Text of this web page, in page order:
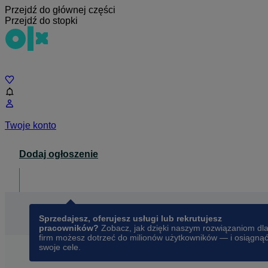
Przejdź do głównej części
Przejdź do stopki
Twoje konto
Dodaj ogłoszenie
Sprzedajesz, oferujesz usługi lub rekrutujesz
pracowników? Zobacz, jak dzięki naszym rozwiązaniom dla
firm możesz dotrzeć do milionów użytkowników — i osiągnąć
swoje cele.